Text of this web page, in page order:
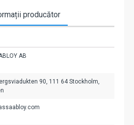
producător
AB
90, 111 64 Stockholm,